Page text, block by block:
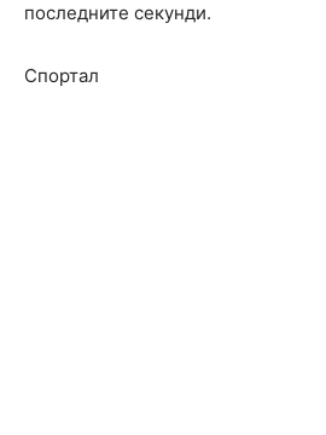
последните секунди.
Спортал